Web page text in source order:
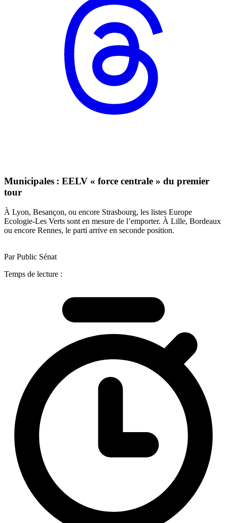
Municipales : EELV « force centrale » du premier
tour
À Lyon, Besançon, ou encore Strasbourg, les listes Europe
Ecologie-Les Verts sont en mesure de l’emporter. À Lille, Bordeaux
ou encore Rennes, le parti arrive en seconde position.
Par Public Sénat
Temps de lecture :